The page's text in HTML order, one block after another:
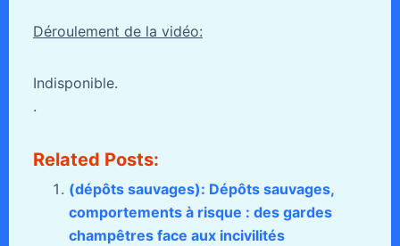
Déroulement de la vidéo:
Indisponible.
.
Related Posts:
(dépôts sauvages): Dépôts sauvages,
comportements à risque : des gardes
champêtres face aux incivilités